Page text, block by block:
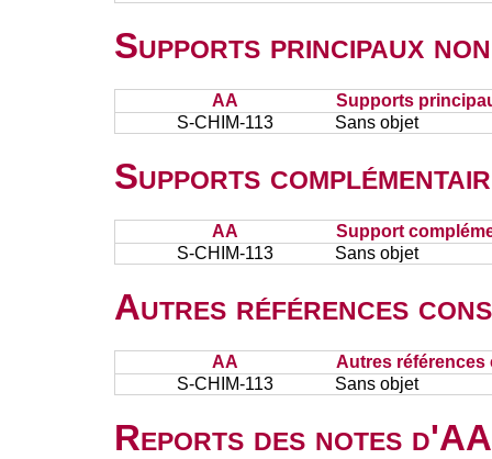
Supports principaux
AA
Supports
S-CHIM-113
Sans objet
Supports
AA
Support
S-CHIM-113
Sans objet
Autres références
AA
Autres références
S-CHIM-113
Sans objet
Reports des notes